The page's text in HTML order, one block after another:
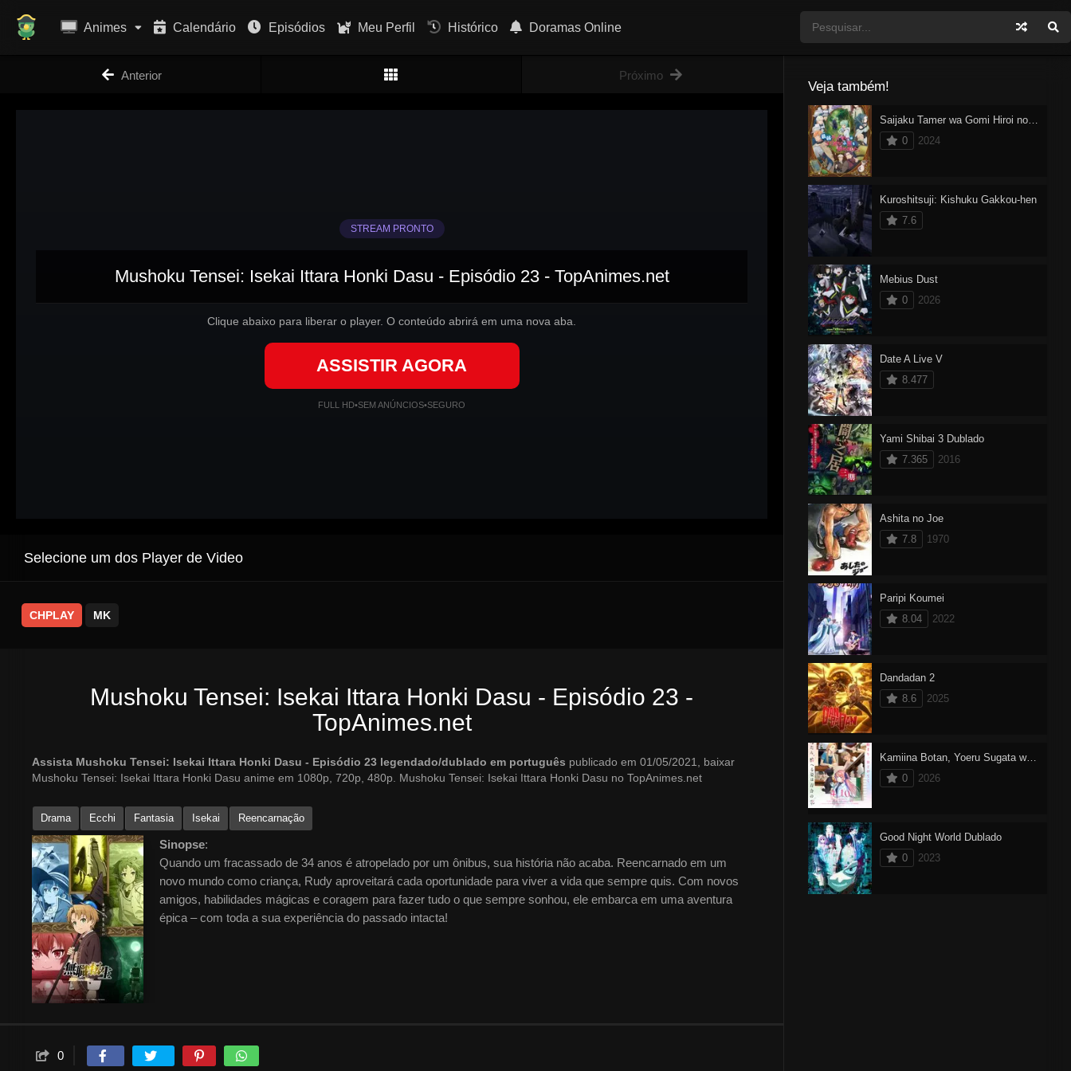
Animes Calendário Episódios Meu Perfil Histórico Doramas Online
Anterior Próximo
STREAM PRONTO
Mushoku Tensei: Isekai Ittara Honki Dasu - Episódio 23 - TopAnimes.net
Clique abaixo para liberar o player. O conteúdo abrirá em uma nova aba.
ASSISTIR AGORA
FULL HD•SEM ANÚNCIOS•SEGURO
Selecione um dos Player de Video
CHPLAY MK
Mushoku Tensei: Isekai Ittara Honki Dasu - Episódio 23 -
TopAnimes.net
Assista Mushoku Tensei: Isekai Ittara Honki Dasu - Episódio 23 legendado/dublado em português publicado em 01/05/2021, baixar
Mushoku Tensei: Isekai Ittara Honki Dasu anime em 1080p, 720p, 480p. Mushoku Tensei: Isekai Ittara Honki Dasu no TopAnimes.net
Drama Ecchi Fantasia Isekai Reencarnação
Sinopse:
Quando um fracassado de 34 anos é atropelado por um ônibus, sua história não acaba. Reencarnado em um
novo mundo como criança, Rudy aproveitará cada oportunidade para viver a vida que sempre quis. Com novos
amigos, habilidades mágicas e coragem para fazer tudo o que sempre sonhou, ele embarca em uma aventura
épica – com toda a sua experiência do passado intacta!
0
Veja também!
Saijaku Tamer wa Gomi Hiroi no Tabi wo Hajimemashita Dublado
0
2024
Kuroshitsuji: Kishuku Gakkou-hen
7.6
Mebius Dust
0
2026
Date A Live V
8.477
Yami Shibai 3 Dublado
7.365
2016
Ashita no Joe
7.8
1970
Paripi Koumei
8.04
2022
Dandadan 2
8.6
2025
Kamiina Botan, Yoeru Sugata wa Yuri no Hana
0
2026
Good Night World Dublado
0
2023